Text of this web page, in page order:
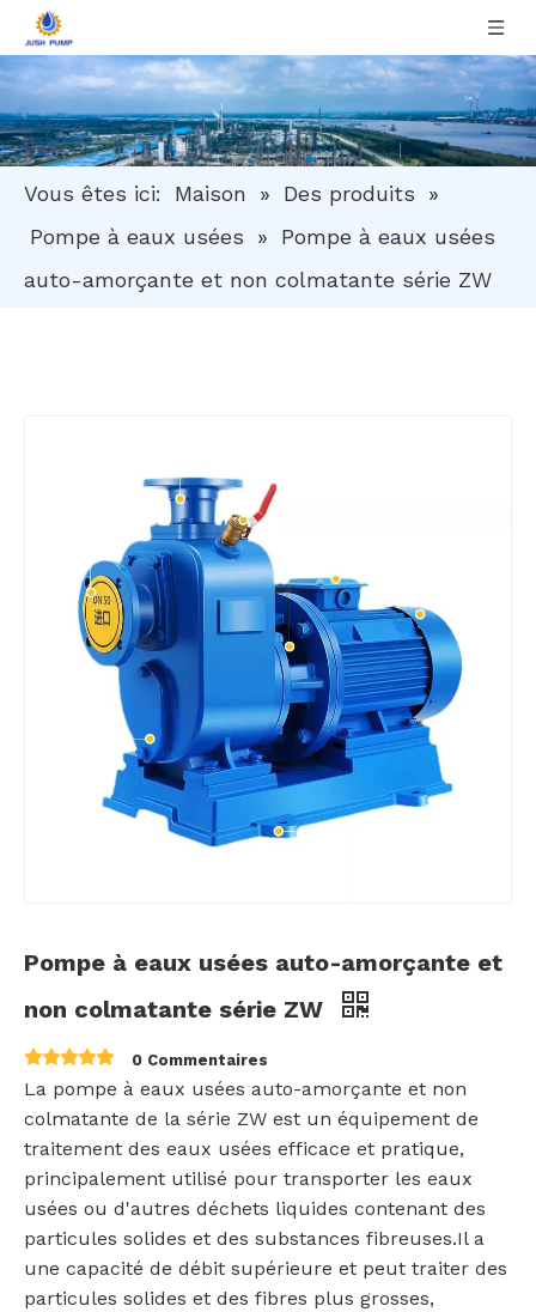
Vous êtes ici: Maison » Des produits
»
Pompe à eaux usées
»
Pompe à eaux usées
auto-amorçante et non colmatante série ZW
Pompe à eaux usées auto-amorçante et
non colmatante série ZW
0 Commentaires
La pompe à eaux usées auto-amorçante et non
colmatante de la série ZW est un équipement de
traitement des eaux usées efficace et pratique,
principalement utilisé pour transporter les eaux
usées ou d'autres déchets liquides contenant des
particules solides et des substances fibreuses.Il a
une capacité de débit supérieure et peut traiter des
particules solides et des fibres plus grosses,